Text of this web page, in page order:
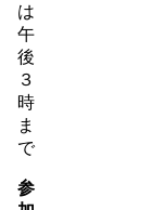
は
午
後
３
時
ま
で
参